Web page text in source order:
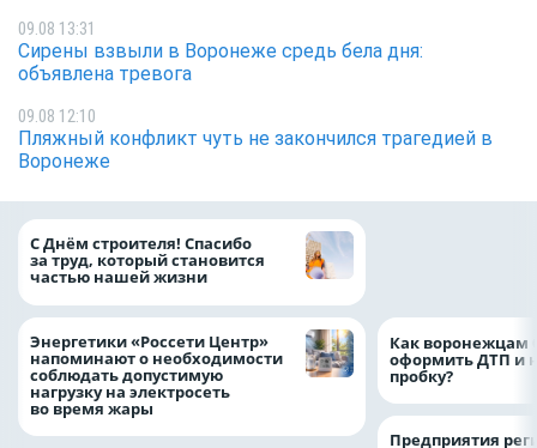
09.08 13:31
Сирены взвыли в Воронеже средь бела дня:
объявлена тревога
09.08 12:10
Пляжный конфликт чуть не закончился трагедией в
Воронеже
С Днём строителя! Спасибо
за труд, который становится
частью нашей жизни
Энергетики «Россети Центр»
напоминают о необходимости
соблюдать допустимую
нагрузку на электросеть
во время жары
Как воронежцам
оформить ДТП и
пробку?
Предприятия